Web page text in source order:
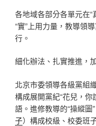
各地域各部分各單元在“
“實”上用力量，教導領
行。
細化辦法、扎實推進
北京市委領導各級黨組
構成展開黨紀“花兒，
語。進修教導的“操縱
子）構成校級、校委班